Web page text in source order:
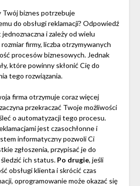
Twój biznes potrzebuje
do obsługi reklamacji? Odpowiedź
i zależy od wielu
firmy, liczba otrzymywanych
procesów biznesowych. Jednak
które powinny skłonić Cię do
tego rozwiązania.
firma otrzymuje coraz więcej
przekraczać Twoje możliwości
o automatyzacji tego procesu.
jest czasochłonne i
informatyczny pozwoli Ci
zgłoszenia, przypisać je do
ich status. Po drugie, jeśli
obsługi klienta i skrócić czas
oprogramowanie może okazać się